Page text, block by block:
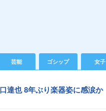
芸能 ゴシップ 女子
達也 8年ぶり楽器姿に感涙か